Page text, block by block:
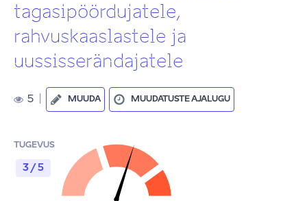
tagasipöördujatele,
rahvuskaaslastele ja
uussisserändajatele
5 MUUDA MUUDATUSTE AJALUGU
TUGEVUS
3 / 5